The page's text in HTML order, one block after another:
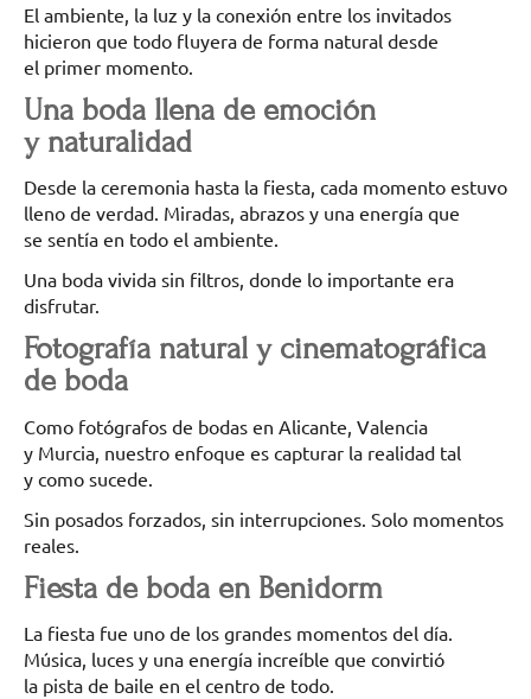
El ambiente, la luz y la conexión entre los invitados
hicieron que todo fluyera de forma natural desde
el primer momento.
Una boda llena de emoción
y naturalidad
Desde la ceremonia hasta la fiesta, cada momento estuvo
lleno de verdad. Miradas, abrazos y una energía que
se sentía en todo el ambiente.
Una boda vivida sin filtros, donde lo importante era
disfrutar.
Fotografía natural y cinematográfica
de boda
Como fotógrafos de bodas en Alicante, Valencia
y Murcia, nuestro enfoque es capturar la realidad tal
y como sucede.
Sin posados forzados, sin interrupciones. Solo momentos
reales.
Fiesta de boda en Benidorm
La fiesta fue uno de los grandes momentos del día.
Música, luces y una energía increíble que convirtió
la pista de baile en el centro de todo.